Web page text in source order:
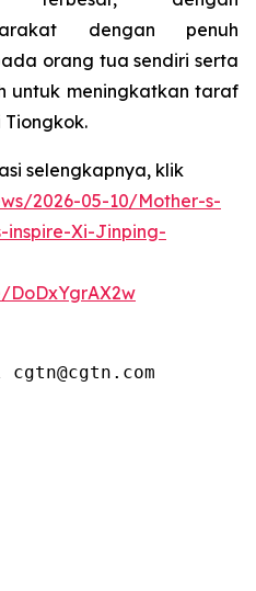
dengan penuh
orang tua sendiri serta
untuk meningkatkan taraf
selengkapnya, klik
2026-05-10/Mother-s-
inspire-Xi-Jinping-